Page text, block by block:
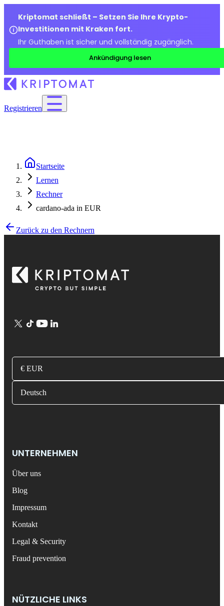
Kriptomat schließt – Setzen Sie Ihre Krypto-
Investitionen mit Kraken fort.
Ihr Guthaben ist sicher und vollständig zugänglich.
Ankündigung lesen
Registrieren
Startseite
Lernen
Rechner
cardano-ada in EUR
Zurück zu den Rechnern
€ EUR
Deutsch
UNTERNEHMEN
Über uns
Blog
Impressum
Kontakt
Legal & Security
Fraud prevention
NÜTZLICHE LINKS